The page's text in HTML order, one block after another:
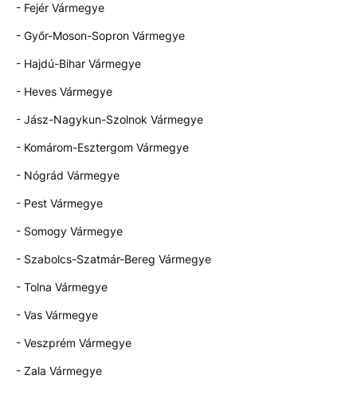
- Fejér Vármegye
- Győr-Moson-Sopron Vármegye
- Hajdú-Bihar Vármegye
- Heves Vármegye
- Jász-Nagykun-Szolnok Vármegye
- Komárom-Esztergom Vármegye
- Nógrád Vármegye
- Pest Vármegye
- Somogy Vármegye
- Szabolcs-Szatmár-Bereg Vármegye
- Tolna Vármegye
- Vas Vármegye
- Veszprém Vármegye
- Zala Vármegye